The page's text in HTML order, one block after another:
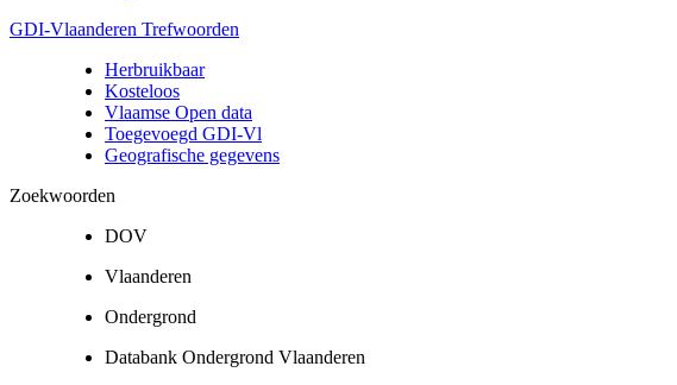
GDI-Vlaanderen Trefwoorden
Herbruikbaar
Kosteloos
Vlaamse Open data
Toegevoegd GDI-Vl
Geografische gegevens
Zoekwoorden
DOV
Vlaanderen
Ondergrond
Databank Ondergrond Vlaanderen